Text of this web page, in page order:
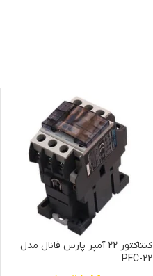
کنتاکتور 22 آمپر پارس فانال مدل
PFC-22